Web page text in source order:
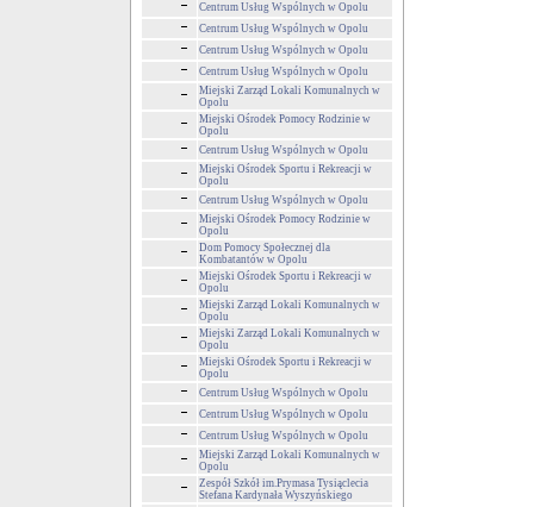
Centrum Usług Wspólnych w Opolu
Centrum Usług Wspólnych w Opolu
Centrum Usług Wspólnych w Opolu
Centrum Usług Wspólnych w Opolu
Miejski Zarząd Lokali Komunalnych w
Opolu
Miejski Ośrodek Pomocy Rodzinie w
Opolu
Centrum Usług Wspólnych w Opolu
Miejski Ośrodek Sportu i Rekreacji w
Opolu
Centrum Usług Wspólnych w Opolu
Miejski Ośrodek Pomocy Rodzinie w
Opolu
Dom Pomocy Społecznej dla
Kombatantów w Opolu
Miejski Ośrodek Sportu i Rekreacji w
Opolu
Miejski Zarząd Lokali Komunalnych w
Opolu
Miejski Zarząd Lokali Komunalnych w
Opolu
Miejski Ośrodek Sportu i Rekreacji w
Opolu
Centrum Usług Wspólnych w Opolu
Centrum Usług Wspólnych w Opolu
Centrum Usług Wspólnych w Opolu
Miejski Zarząd Lokali Komunalnych w
Opolu
Zespół Szkół im.Prymasa Tysiąclecia
Stefana Kardynała Wyszyńskiego